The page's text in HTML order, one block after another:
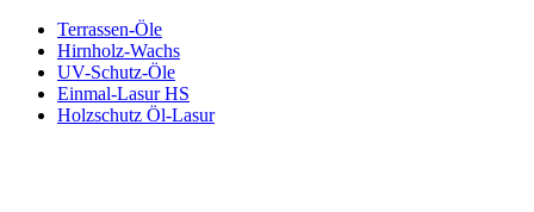
Terrassen-Öle
Hirnholz-Wachs
UV-Schutz-Öle
Einmal-Lasur HS
Holzschutz Öl-Lasur